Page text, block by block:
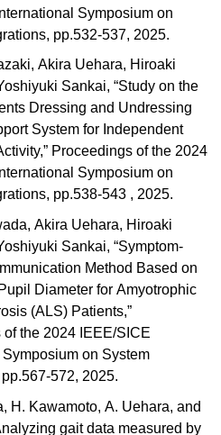
Symposium on
pp.532-537, 2025.
Akira Uehara, Hiroaki
Sankai, “Study on the
Dressing and Undressing
System for Independent
Proceedings of the 2024
Symposium on
pp.538-543 , 2025.
Akira Uehara, Hiroaki
Sankai, “Symptom-
Method Based on
Diameter for Amyotrophic
(ALS) Patients,”
of the 2024 IEEE/SICE
Symposium on System
572, 2025.
H. Kawamoto, A. Uehara, and
gait data measured by